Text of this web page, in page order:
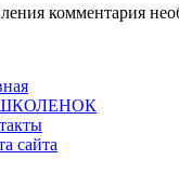
комментария
сайта